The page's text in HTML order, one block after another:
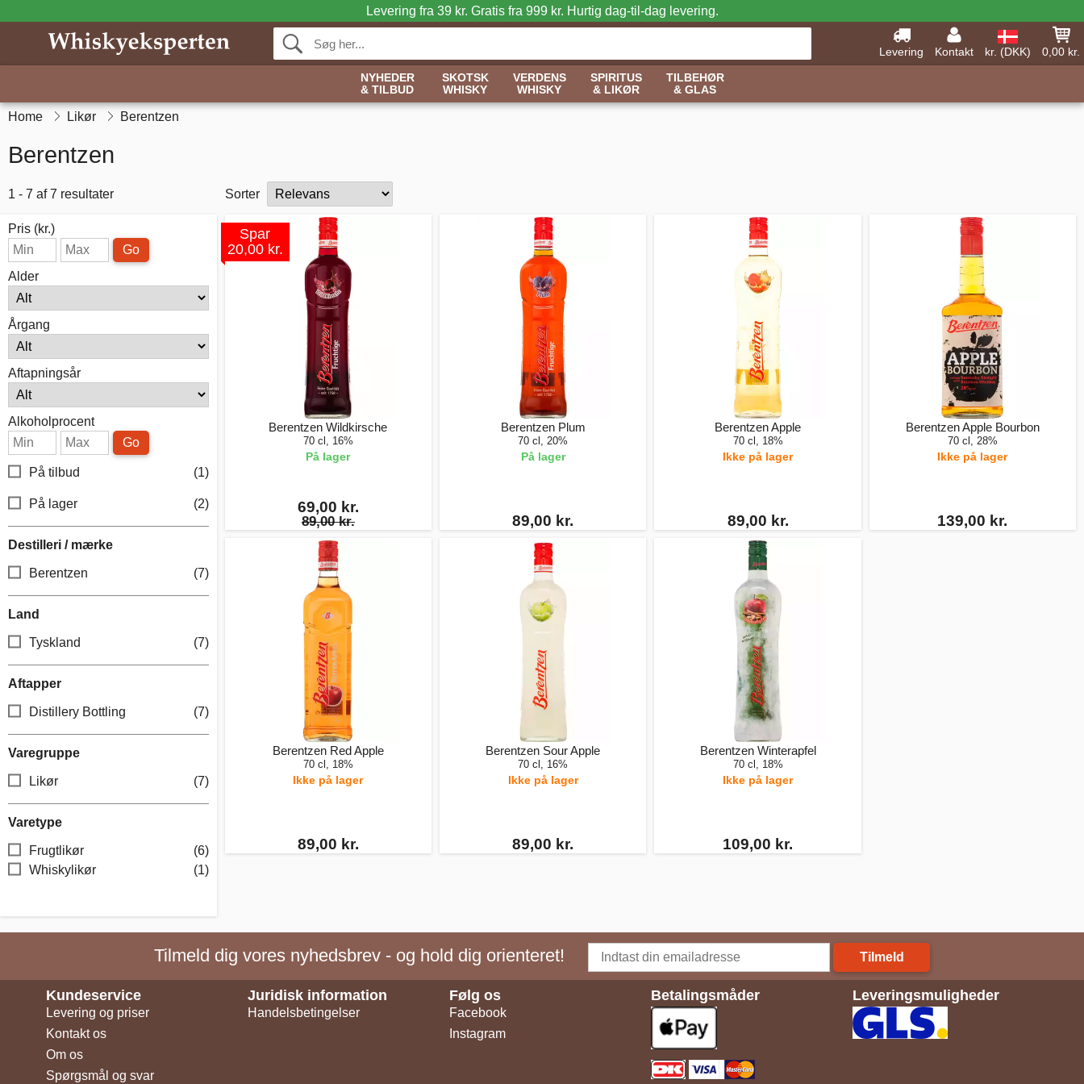
Levering fra 39 kr. Gratis fra 999 kr. Hurtig dag-til-dag levering.
Levering Kontakt kr. (DKK)
0,00 kr.
NYHEDER
& TILBUD
SKOTSK
WHISKY
VERDENS
WHISKY
SPIRITUS
& LIKØR
TILBEHØR
& GLAS
Home Likør Berentzen
Berentzen
1 - 7 af 7 resultater Sorter
Pris (kr.)
Go
Alder
Årgang
Aftapningsår
Alkoholprocent
Go
På tilbud (1)
På lager (2)
Destilleri / mærke
Berentzen (7)
Land
Tyskland (7)
Aftapper
Distillery Bottling (7)
Varegruppe
Likør (7)
Varetype
Frugtlikør
(6)
Whiskylikør
(1)
Spar
20,00 kr.
Berentzen Wildkirsche
70 cl, 16%
På lager
69,00 kr.
89,00 kr.
Berentzen Plum
70 cl, 20%
På lager
89,00 kr.
Berentzen Apple
70 cl, 18%
Ikke på lager
89,00 kr.
Berentzen Apple Bourbon
70 cl, 28%
Ikke på lager
139,00 kr.
Berentzen Red Apple
70 cl, 18%
Ikke på lager
89,00 kr.
Berentzen Sour Apple
70 cl, 16%
Ikke på lager
89,00 kr.
Berentzen Winterapfel
70 cl, 18%
Ikke på lager
109,00 kr.
Tilmeld dig vores nyhedsbrev - og hold dig orienteret! Tilmeld
Kundeservice
Levering og priser
Kontakt os
Om os
Spørgsmål og svar
Juridisk information
Handelsbetingelser
Følg os
Facebook
Instagram
Betalingsmåder Leveringsmuligheder